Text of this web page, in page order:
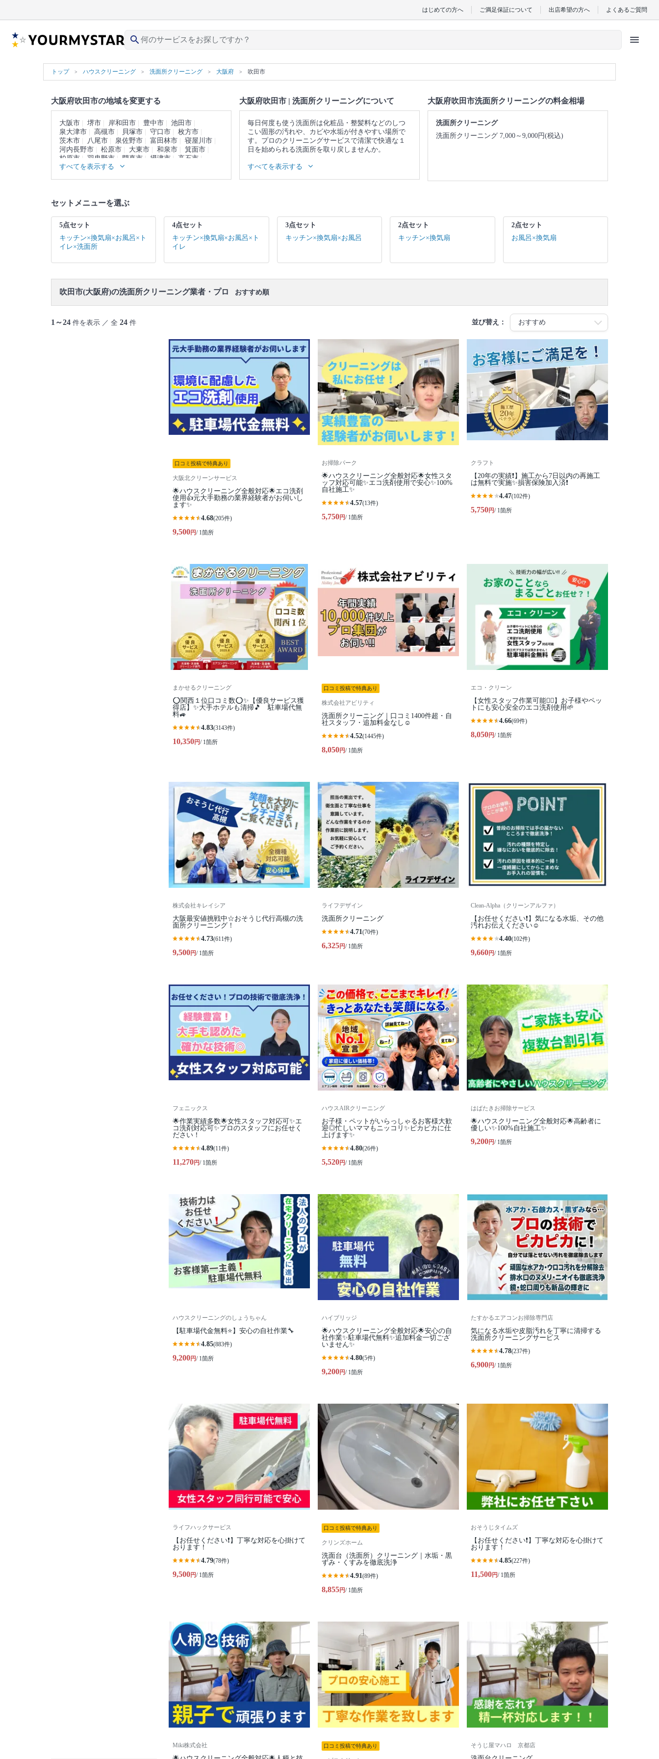
はじめての方へ ご満足保証について 出店希望の方へ よくあるご質問
search menu
トップ ハウスクリーニング 洗面所クリーニング 大阪府 吹田市
大阪府吹田市の地域を変更する
大阪市 堺市 岸和田市 豊中市
池田市
泉大津市
高槻市 貝塚市 守口市
枚方市
茨木市
八尾市 泉佐野市 富田林市
寝屋川市
河内長野市
松原市 大東市 和泉市
箕面市
柏原市
羽曳野市 門真市 摂津市
高石市
藤井寺市
東大阪市
すべてを表示する
大阪府吹田市 | 洗面所クリーニングについて
毎日何度も使う洗面所は化粧品・整髪料などのしつ
こい固形の汚れや、カビや水垢が付きやすい場所で
す。プロのクリーニングサービスで清潔で快適な１
日を始められる洗面所を取り戻しませんか。
▼表示価格に含まれる洗面所クリーニングの作業範
囲
すべてを表示する
大阪府吹田市洗面所クリーニングの料金相場
洗面所クリーニング
洗面所クリーニング 7,000～9,000円(税込)
セットメニューを選ぶ
5点セット
キッチン×換気扇×お風呂×ト
イレ×洗面所
4点セット
キッチン×換気扇×お風呂×ト
イレ
3点セット
キッチン×換気扇×お風呂
2点セット
キッチン×換気扇
2点セット
お風呂×換気扇
吹田市(大阪府)の洗面所クリーニング業者・プロ おすすめ順
1～24 件を表示 ／ 全 24 件 並び替え：
口コミ投稿で特典あり
大阪北クリーンサービス
🌟ハウスクリーニング全般対応🌟エコ洗剤
使用👍元大手勤務の業界経験者がお伺いし
ます✨
4.68(205件)
9,500円/ 1箇所
お掃除パーク
🌟ハウスクリーニング全般対応🌟女性スタ
ッフ対応可能✨エコ洗剤使用で安心✨100%
自社施工✨
4.57(13件)
5,750円/ 1箇所
クラフト
【20年の実績❗️】施工から7日以内の再施工
は無料で実施✨損害保険加入済❗️
4.47(102件)
5,750円/ 1箇所
まかせるクリーニング
⭕関西１位口コミ数⭕✨【優良サービス獲
得店】✨大手ホテルも清掃🎵 駐車場代無
料🚙
4.83(3143件)
10,350円/ 1箇所
口コミ投稿で特典あり
株式会社アビリティ
洗面所クリーニング｜口コミ1400件超・自
社スタッフ・追加料金なし☺️
4.52(1445件)
8,050円/ 1箇所
エコ・クリーン
【女性スタッフ作業可能🙆‍♀️】お子様やペッ
トにも安心安全のエコ洗剤使用🌱
4.66(69件)
8,050円/ 1箇所
株式会社キレイシア
大阪最安値挑戦中☆おそうじ代行高槻の洗
面所クリーニング！
4.73(611件)
9,500円/ 1箇所
ライフデザイン
洗面所クリーニング
4.71(70件)
6,325円/ 1箇所
Clean-Alpha（クリーンアルファ）
【お任せください❗️】気になる水垢、その他
汚れお伝えください☺
4.40(102件)
9,660円/ 1箇所
フェニックス
🌟作業実績多数🌟女性スタッフ対応可✨エ
コ洗剤対応可✨プロのスタッフにお任せく
ださい！
4.89(11件)
11,270円/ 1箇所
ハウスAIRクリーニング
お子様・ペットがいらっしゃるお客様大歓
迎◎忙しいママもニッコリ✨ピカピカに仕
上げます✨
4.80(26件)
5,520円/ 1箇所
はばたきお掃除サービス
🌟ハウスクリーニング全般対応🌟高齢者に
優しい✨100%自社施工✨
9,200円/ 1箇所
ハウスクリーニングのしょうちゃん
【駐車場代金無料⭐️】安心の自社作業🔧
4.85(883件)
9,200円/ 1箇所
ハイブリッジ
🌟ハウスクリーニング全般対応🌟安心の自
社作業✨️駐車場代無料✨️追加料金一切ござ
いません✨
4.80(5件)
9,200円/ 1箇所
たすかるエアコンお掃除専門店
気になる水垢や皮脂汚れを丁寧に清掃する
洗面所クリーニングサービス
4.78(237件)
6,900円/ 1箇所
ライフハックサービス
【お任せください❗️】丁寧な対応を心掛けて
おります！
4.79(78件)
9,500円/ 1箇所
口コミ投稿で特典あり
クリンズホーム
洗面台（洗面所）クリーニング｜水垢・黒
ずみ・くすみを徹底洗浄
4.91(89件)
8,855円/ 1箇所
おそうじタイムズ
【お任せください❗️】丁寧な対応を心掛けて
おります！
4.85(227件)
11,500円/ 1箇所
Miki株式会社 口コミ投稿で特典あり そうじ屋マハロ 京都店